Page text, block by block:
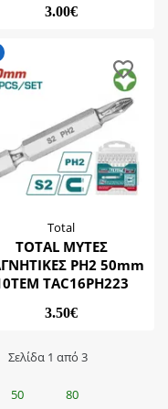
3.00€
Total
TOTAL ΜΥΤΕΣ
PH2 50mm
TAC16PH223
3.50€
Σελίδα 1 από 3
50 80